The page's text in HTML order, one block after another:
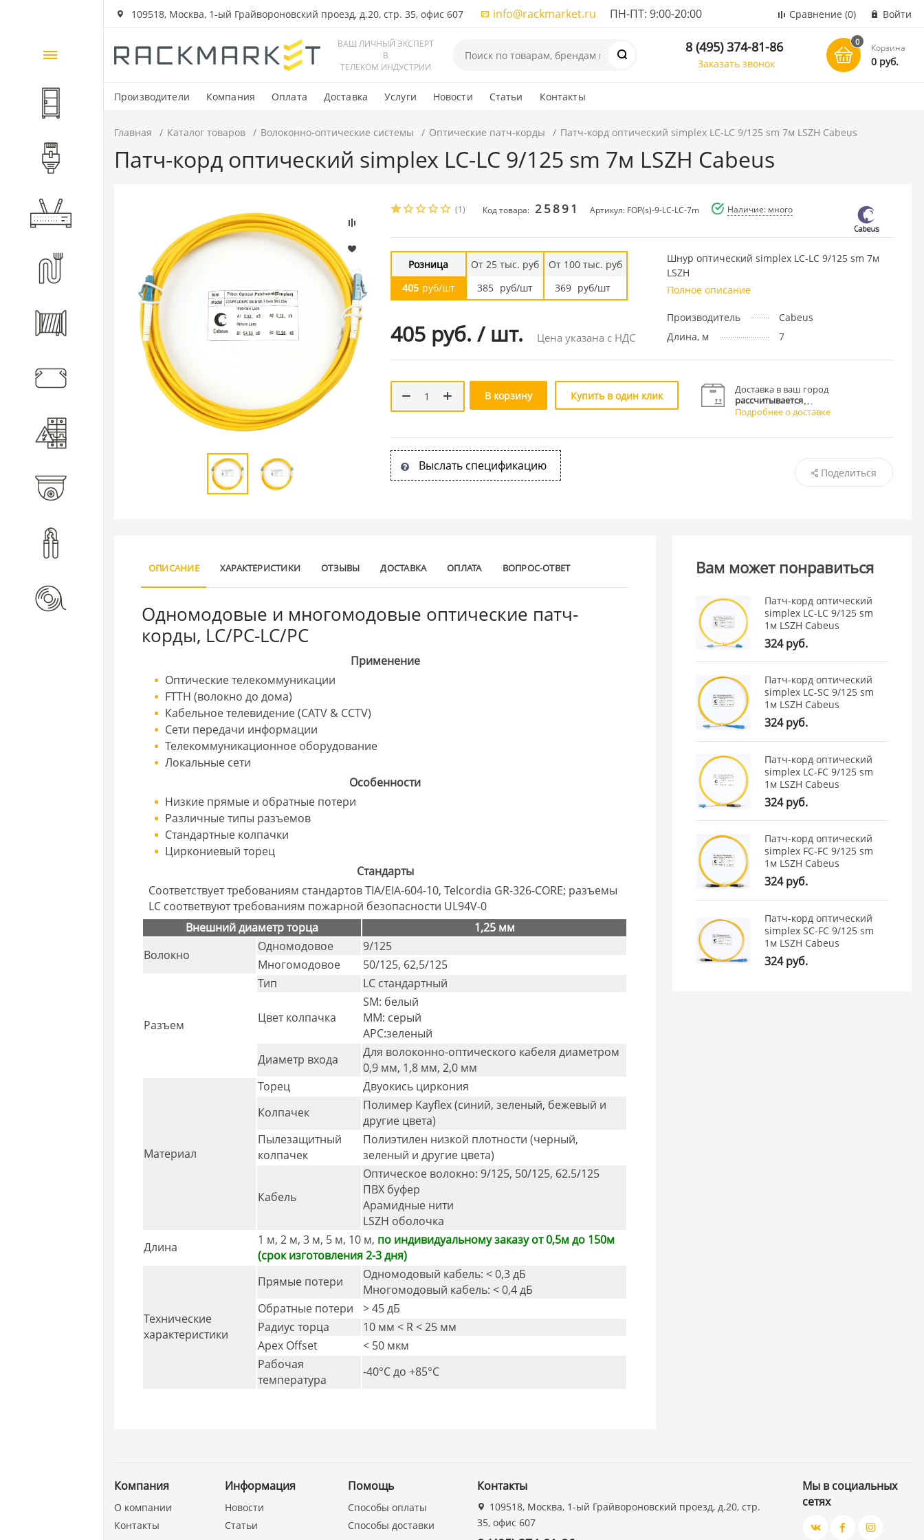
109518, Москва, 1-ый Грайвороновский проезд, д.20, стр. 35, офис 607 info@rackmarket.ru ПН-ПТ: 9:00-20:00 Сравнение (0) Войти
ВАШ ЛИЧНЫЙ ЭКСПЕРТ
В
ТЕЛЕКОМ ИНДУСТРИИ
8 (495) 374-81-86
Заказать звонок
0
Корзина
0 руб.
Производители Компания Оплата Доставка Услуги Новости Статьи Контакты
Каталог
товаров
Шкафы и стойки
Компоненты СКС
Волоконно-оптические
компоненты
Кабеленесущие системы
Главная Каталог товаров Волоконно-оптические системы Оптические патч-корды Патч-корд оптический simplex LC-LC 9/125 sm 7м LSZH Cabeus
Патч-корд оптический simplex LC-LC 9/125 sm 7м LSZH Cabeus
(1) Код товара: 25891 Артикул: FOP(s)-9-LC-LC-7m Наличие: много
Розница
405 руб/шт
От 25 тыс. руб
385 руб/шт
От 100 тыс. руб
369 руб/шт
405 руб. / шт. Цена указана с НДС
Шнур оптический simplex LC-LC 9/125 sm 7м
LSZH
Полное описание
Производитель
Cabeus
Длина, м
7
В корзину Купить в один клик
Доставка в ваш город
рассчитывается
Подробнее о доставке
Выслать спецификацию Поделиться
ОПИСАНИЕ ХАРАКТЕРИСТИКИ ОТЗЫВЫ ДОСТАВКА ОПЛАТА ВОПРОС-ОТВЕТ
Одномодовые и многомодовые оптические патч-
корды, LC/PC-LC/PC
Применение
Оптические телекоммуникации
FTTH (волокно до дома)
Кабельное телевидение (CATV & CCTV)
Сети передачи информации
Телекоммуникационное оборудование
Локальные сети
Особенности
Низкие прямые и обратные потери
Различные типы разъемов
Стандартные колпачки
Циркониевый торец
Стандарты
Соответствует требованиям стандартов TIA/EIA-604-10, Telcordia GR-326-CORE; разъемы
LC соответвуют требованиям пожарной безопасности UL94V-0
Внешний диаметр торца
1,25 мм
Волокно
Одномодовое
9/125
Многомодовое
50/125, 62,5/125
Разъем
Тип LC стандартный
Цвет колпачка
SM: белый
MM: серый
APC:зеленый
Диаметр входа
Для волоконно-оптического кабеля диаметром
0,9 мм, 1,8 мм, 2,0 мм
Материал
Торец
Двуокись циркония
Колпачек
Полимер Kayflex (синий, зеленый, бежевый и
другие цвета)
Пылезащитный
колпачек
Полиэтилен низкой плотности (черный,
зеленый и другие цвета)
Кабель
Оптическое волокно: 9/125, 50/125, 62.5/125
ПВХ буфер
Арамидные нити
LSZH оболочка
Длина
1 м, 2 м, 3 м, 5 м, 10 м, по индивидуальному заказу от 0,5м до 150м
(срок изготовления 2-3 дня)
Технические
характеристики
Прямые потери
Одномодовый кабель: < 0,3 дБ
Многомодовый кабель: < 0,4 дБ
Обратные потери
> 45 дБ
Радиус торца
10 мм < R < 25 мм
Apex Offset
< 50 мкм
Рабочая
температура
-40°C дo +85°C
Вам может понравиться
Патч-корд оптический
simplex LC-LC 9/125 sm
1м LSZH Cabeus
324 руб.
Патч-корд оптический
simplex LC-SC 9/125 sm
1м LSZH Cabeus
324 руб.
Патч-корд оптический
simplex LC-FC 9/125 sm
1м LSZH Cabeus
324 руб.
Патч-корд оптический
simplex FC-FC 9/125 sm
1м LSZH Cabeus
324 руб.
Патч-корд оптический
simplex SC-FC 9/125 sm
1м LSZH Cabeus
324 руб.
Компания
О компании
Контакты
Информация
Новости
Статьи
Помощь
Способы оплаты
Способы доставки
Контакты
109518, Москва, 1-ый Грайвороновский проезд, д.20, стр.
35, офис 607
Мы в социальных
сетях